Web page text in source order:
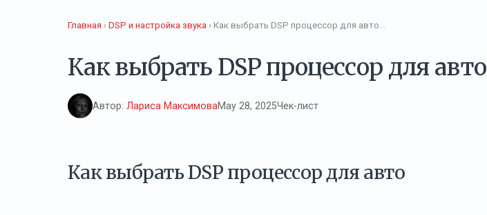
Главная › DSP и настройка звука › Как выбрать DSP процессор для авто…
Как выбрать DSP процессор для авто
Автор: Лариса МаксимоваMay 28, 2025Чек-лист
Как выбрать DSP процессор для авто